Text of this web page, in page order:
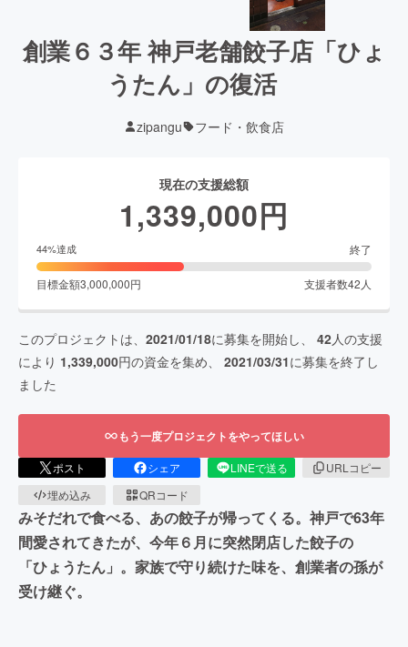
創業６３年 神戸老舗餃子店「ひょ
うたん」の復活
zipangu フード・飲食店
現在の支援総額
1,339,000円
44%達成 終了
目標金額3,000,000円 支援者数42 人
このプロジェクトは、 2021/01/18に募集を開始し、 42人の支援
により 1,339,000円の資金を集め、 2021/03/31に募集を終了し
ました
もう一度プロジェクトをやってほしい
ポスト シェア LINEで送る
URLコピー
埋め込み
QRコード
みそだれで食べる、あの餃子が帰ってくる。神戸で63年
間愛されてきたが、今年６月に突然閉店した餃子の
「ひょうたん」。家族で守り続けた味を、創業者の孫が
受け継ぐ。